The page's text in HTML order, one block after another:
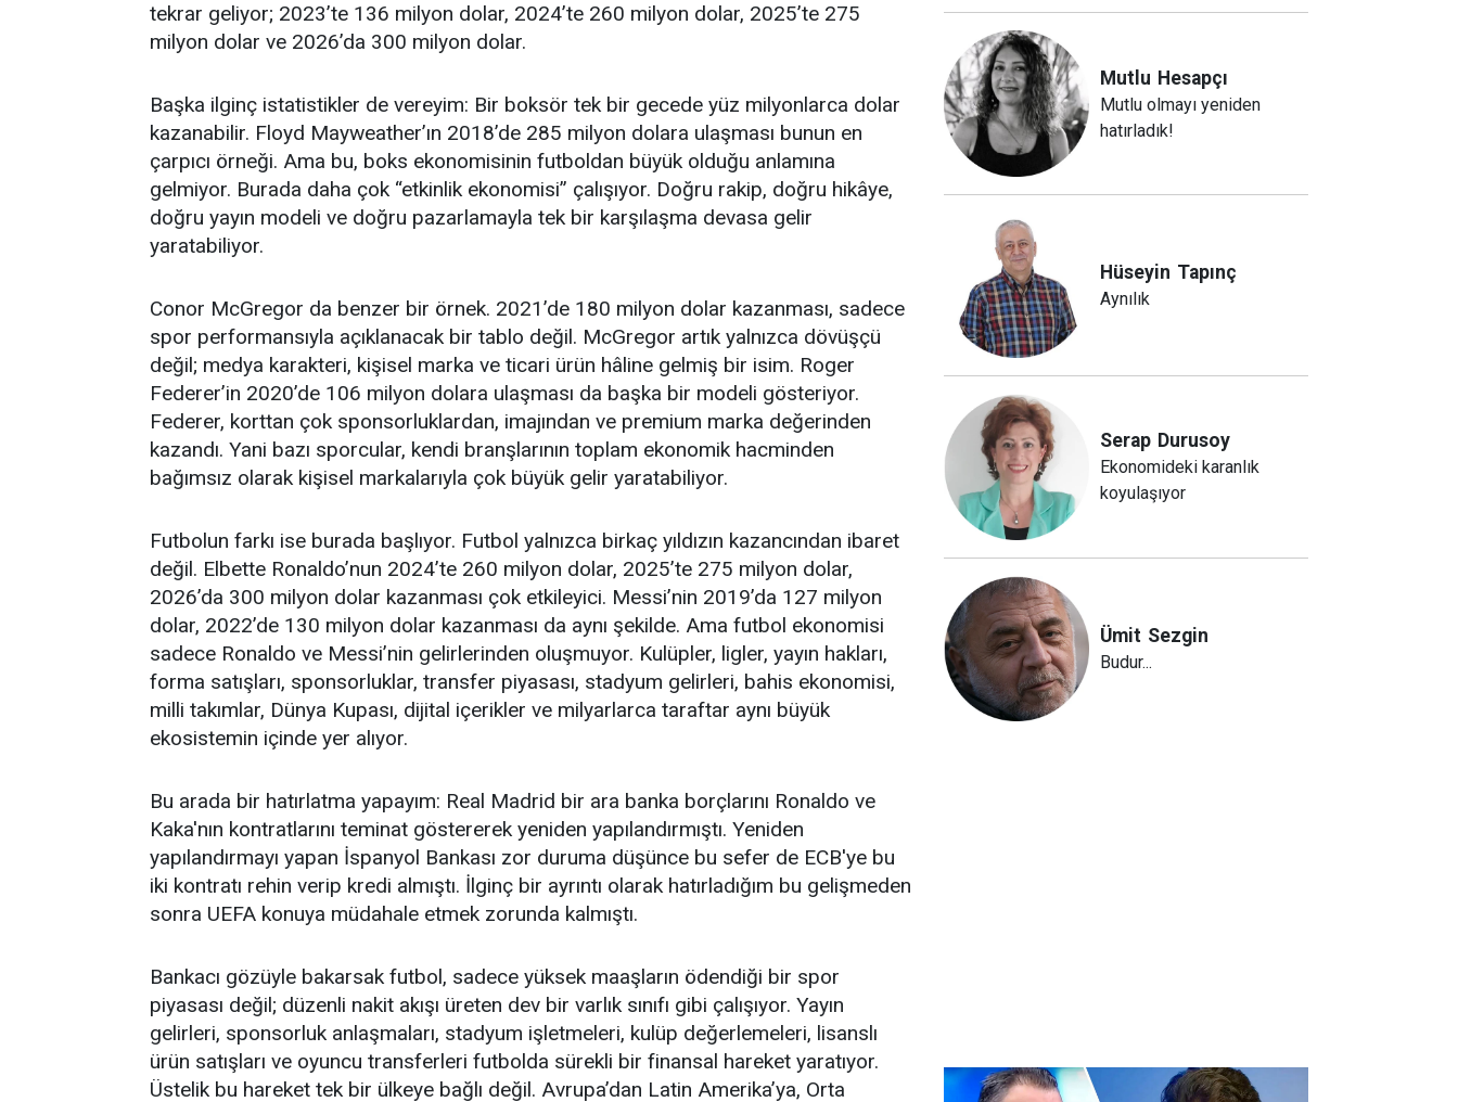
tekrar geliyor; 2023’te 136 milyon dolar, 2024’te 260 milyon dolar, 2025’te 275
milyon dolar ve 2026’da 300 milyon dolar.
Başka ilginç istatistikler de vereyim: Bir boksör tek bir gecede yüz milyonlarca dolar
kazanabilir. Floyd Mayweather’ın 2018’de 285 milyon dolara ulaşması bunun en
çarpıcı örneği. Ama bu, boks ekonomisinin futboldan büyük olduğu anlamına
gelmiyor. Burada daha çok “etkinlik ekonomisi” çalışıyor. Doğru rakip, doğru hikâye,
doğru yayın modeli ve doğru pazarlamayla tek bir karşılaşma devasa gelir
yaratabiliyor.
Conor McGregor da benzer bir örnek. 2021’de 180 milyon dolar kazanması, sadece
spor performansıyla açıklanacak bir tablo değil. McGregor artık yalnızca dövüşçü
değil; medya karakteri, kişisel marka ve ticari ürün hâline gelmiş bir isim. Roger
Federer’in 2020’de 106 milyon dolara ulaşması da başka bir modeli gösteriyor.
Federer, korttan çok sponsorluklardan, imajından ve premium marka değerinden
kazandı. Yani bazı sporcular, kendi branşlarının toplam ekonomik hacminden
bağımsız olarak kişisel markalarıyla çok büyük gelir yaratabiliyor.
Futbolun farkı ise burada başlıyor. Futbol yalnızca birkaç yıldızın kazancından ibaret
değil. Elbette Ronaldo’nun 2024’te 260 milyon dolar, 2025’te 275 milyon dolar,
2026’da 300 milyon dolar kazanması çok etkileyici. Messi’nin 2019’da 127 milyon
dolar, 2022’de 130 milyon dolar kazanması da aynı şekilde. Ama futbol ekonomisi
sadece Ronaldo ve Messi’nin gelirlerinden oluşmuyor. Kulüpler, ligler, yayın hakları,
forma satışları, sponsorluklar, transfer piyasası, stadyum gelirleri, bahis ekonomisi,
milli takımlar, Dünya Kupası, dijital içerikler ve milyarlarca taraftar aynı büyük
ekosistemin içinde yer alıyor.
Bu arada bir hatırlatma yapayım: Real Madrid bir ara banka borçlarını Ronaldo ve
Kaka'nın kontratlarını teminat göstererek yeniden yapılandırmıştı. Yeniden
yapılandırmayı yapan İspanyol Bankası zor duruma düşünce bu sefer de ECB'ye bu
iki kontratı rehin verip kredi almıştı. İlginç bir ayrıntı olarak hatırladığım bu gelişmeden
sonra UEFA konuya müdahale etmek zorunda kalmıştı.
Bankacı gözüyle bakarsak futbol, sadece yüksek maaşların ödendiği bir spor
piyasası değil; düzenli nakit akışı üreten dev bir varlık sınıfı gibi çalışıyor. Yayın
gelirleri, sponsorluk anlaşmaları, stadyum işletmeleri, kulüp değerlemeleri, lisanslı
ürün satışları ve oyuncu transferleri futbolda sürekli bir finansal hareket yaratıyor.
Üstelik bu hareket tek bir ülkeye bağlı değil. Avrupa’dan Latin Amerika’ya, Orta
Mutlu Hesapçı
Mutlu olmayı yeniden
hatırladık!
Hüseyin Tapınç
Aynılık
Serap Durusoy
Ekonomideki karanlık
koyulaşıyor
Ümit Sezgin
Budur...